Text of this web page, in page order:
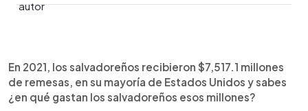
► Escuchar artículo
En 2021, los salvadoreños recibieron $7,517.1 millones
de remesas, en su mayoría de Estados Unidos y sabes
¿en qué gastan los salvadoreños esos millones?